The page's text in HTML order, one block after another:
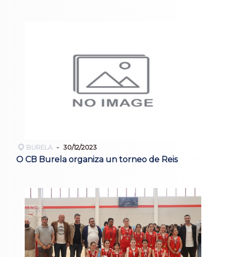
BURELA 30/12/2023
O CB Burela organiza un torneo de Reis